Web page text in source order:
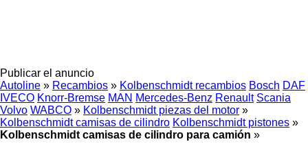
Publicar el anuncio
Autoline » Recambios » Kolbenschmidt recambios Bosch DAF
IVECO Knorr-Bremse MAN Mercedes-Benz Renault Scania
Volvo WABCO » Kolbenschmidt piezas del motor »
Kolbenschmidt camisas de cilindro Kolbenschmidt pistones »
Kolbenschmidt camisas de cilindro para camión »